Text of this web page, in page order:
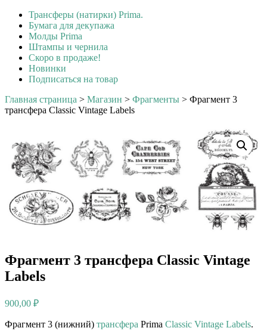
Трансферы (натирки) Prima.
Бумага для декупажа
Молды Prima
Штампы и чернила
Скоро в продаже!
Новинки
Подписаться на товар
Главная страница > Магазин > Фрагменты > Фрагмент 3
трансфера Classic Vintage Labels
Фрагмент 3 трансфера Classic Vintage
Labels
900,00 ₽
Фрагмент 3 (нижний) трансфера Prima Classic Vintage Labels.